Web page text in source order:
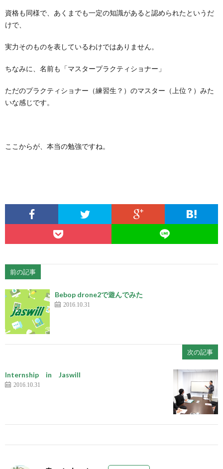
資格も同様で、あくまでも一定の知識があると認められたというだ
けで、
実力そのものを表しているわけではありません。
ちなみに、名前も「マスタープラクティショナー」
ただのプラクティショナー（練習生？）のマスター（上位？）みた
いな感じです。
ここからが、本当の勉強ですね。
前の記事
Bebop drone2で遊んでみた
2016.10.31
次の記事
Internship in Jaswill
2016.10.31